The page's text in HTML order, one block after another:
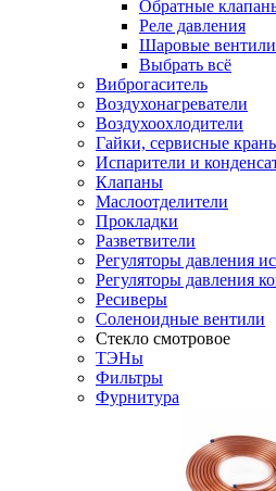
Обратные
Реле давления
Шаровые вентили
Выбрать всё
Виброгаситель
Воздухонагреватели
Воздухоохлодители
Гайки, сервисные
Испарители и
Клапаны
Маслоотделители
Прокладки
Разветвители
Регуляторы давления
Регуляторы давления
Ресиверы
Соленоидные вентили
Стекло смотровое
ТЭНы
Фильтры
Фурнитура